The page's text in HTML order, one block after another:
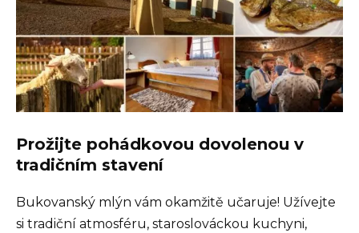
Prožijte pohádkovou dovolenou v
tradičním stavení
Bukovanský mlýn vám okamžitě učaruje! Užívejte
si tradiční atmosféru, staroslováckou kuchyni,